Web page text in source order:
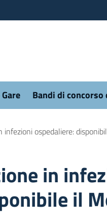
Bandi di concorso
infezioni ospedaliere:
in
il